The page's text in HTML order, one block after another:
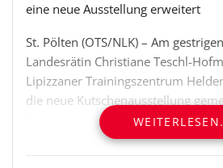
eine neue Ausstellung erweitert
St. Pölten (OTS/NLK) – Am
Landesrätin Christiane Teschl-
Lipizzaner Trainingszentrum
die neue Kutschenausstellung
Bürgermeister Peter Steinbach und
Geschäftsführer der Spanischen
Klissenbauer.